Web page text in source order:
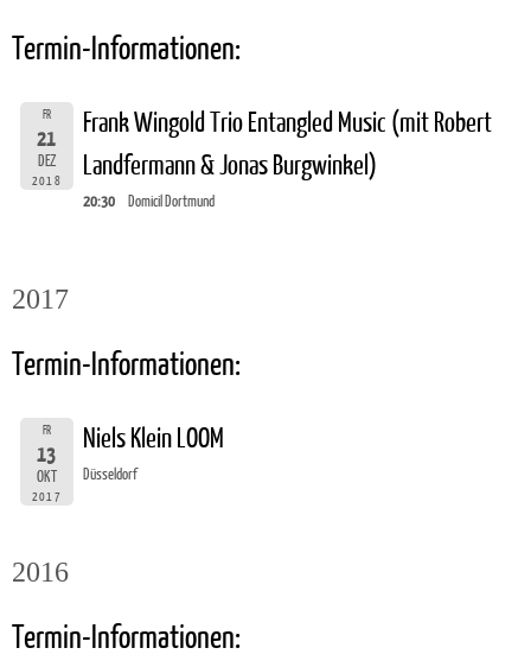
Termin-Informationen:
FR
21
DEZ
2018
Frank Wingold Trio Entangled Music (mit Robert
Landfermann & Jonas Burgwinkel)
20:30 Domicil Dortmund
2017
Termin-Informationen:
FR
13
OKT
2017
Niels Klein LOOM
Düsseldorf
2016
Termin-Informationen: